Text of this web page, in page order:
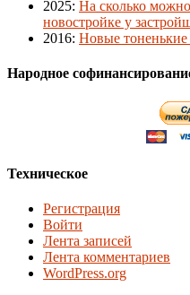
2025: На сколько
новостройке у
2016: Новые
Народное
Техническое
Регистрация
Войти
Лента записей
Лента комментариев
WordPress.org